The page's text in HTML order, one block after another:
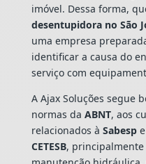
imóvel. Dessa forma,
desentupidora no São
uma empresa
identificar a causa do
serviço com
A Ajax Soluções segue
normas da ABNT, aos
relacionados à Sabespe
CETESB, principalmente